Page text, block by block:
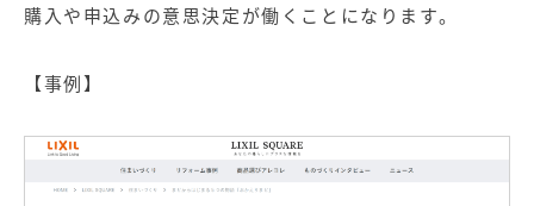
購入や申込みの意思決定が働くことになります。
【事例】